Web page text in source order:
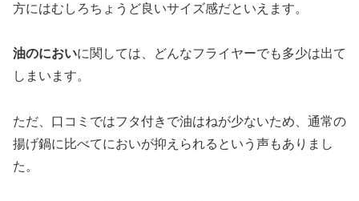
方にはむしろちょうど良いサイズ感だといえます。
油のにおいに関しては、どんなフライヤーでも多少は出て
しまいます。
ただ、口コミではフタ付きで油はねが少ないため、通常の
揚げ鍋に比べてにおいが抑えられるという声もありまし
た。